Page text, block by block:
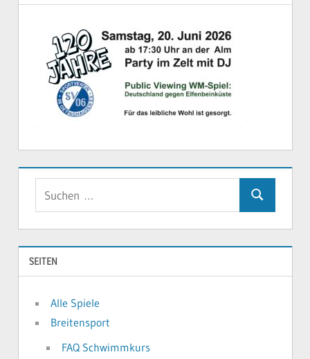
Suchen
SEITEN
Alle Spiele
Breitensport
FAQ Schwimmkurs